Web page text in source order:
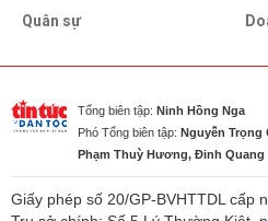
Quân sự
Tổng biên tập: Ninh Hồng Nga
Phó Tổng biên tập: Nguyễn Trọng
Phạm Thuỳ Hương, Đinh Quang
Giấy phép số 20/GP-BVHTTDL cấp